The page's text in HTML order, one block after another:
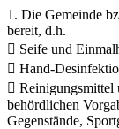
1. Die Gemeinde
bereit, d.h.
 Seife und
 Hand-
 Reinigungsmittel
behördlichen
Gegenstände,